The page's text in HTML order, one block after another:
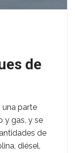
de
parte
y gas, y se
de
diésel,